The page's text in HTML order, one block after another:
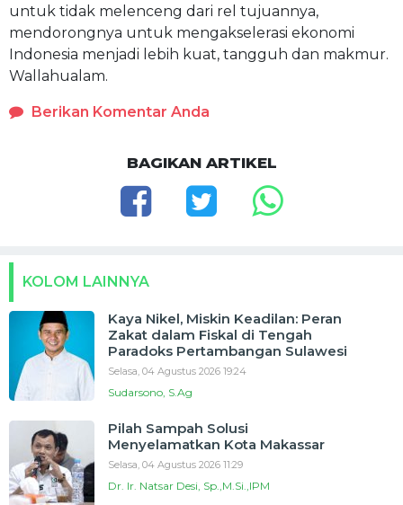
untuk tidak melenceng dari rel tujuannya,
mendorongnya untuk mengakselerasi ekonomi
Indonesia menjadi lebih kuat, tangguh dan makmur.
Wallahualam.
Berikan Komentar Anda
BAGIKAN ARTIKEL
KOLOM LAINNYA
Kaya Nikel, Miskin Keadilan: Peran
Zakat dalam Fiskal di Tengah
Paradoks Pertambangan Sulawesi
Selasa, 04 Agustus 2026 19:24
Sudarsono, S.Ag
Pilah Sampah Solusi
Menyelamatkan Kota Makassar
Selasa, 04 Agustus 2026 11:29
Dr. Ir. Natsar Desi, Sp.,M.Si.,IPM